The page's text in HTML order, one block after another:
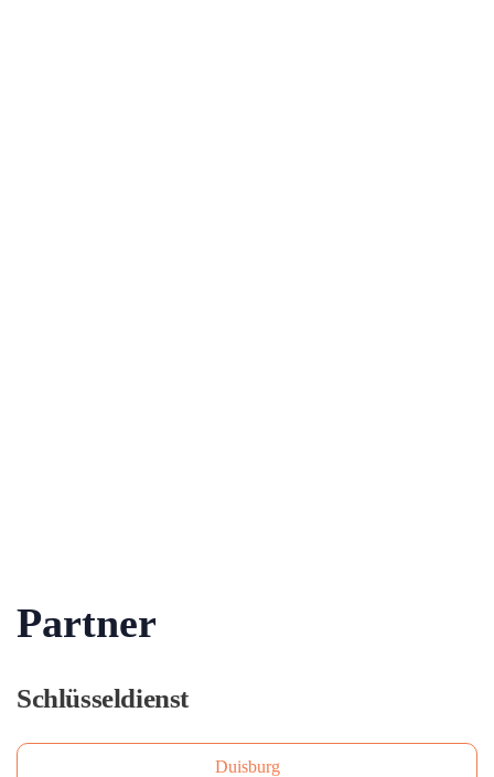
Partner
Schlüsseldienst
Duisburg